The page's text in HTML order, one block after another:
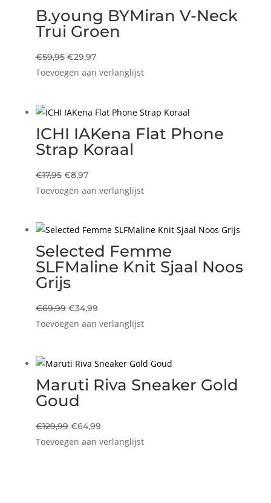
B.young BYMiran V-Neck
Trui Groen
€59,95 Oorspronkelijke
prijs
€29,97Huidige
prijs
Toevoegen aan verlanglijst
ICHI IAKena Flat Phone
Strap Koraal
€17,95 Oorspronkelijke
prijs
€8,97Huidige
prijs
Toevoegen aan verlanglijst
Selected Femme
SLFMaline Knit Sjaal Noos
Grijs
€69,99 Oorspronkelijke
prijs
€34,99Huidige
prijs
Toevoegen aan verlanglijst
Maruti Riva Sneaker Gold
Goud
€129,99 Oorspronkelijke
prijs
€64,99Huidige
prijs
Toevoegen aan verlanglijst